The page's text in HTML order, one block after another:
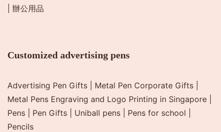
辦公用品
Customized advertising pens
Advertising Pen Gifts Metal Pen Corporate Gifts
Metal Pens Engraving and Logo Printing in Singapore
Pens
Pen Gifts Uniball pens Pens for school
Pencils